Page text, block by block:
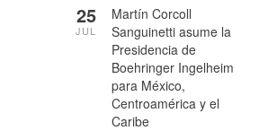
Martín Corcoll
Sanguinetti asume la
Presidencia de
Boehringer Ingelheim
para México,
Centroamérica y el
Caribe
25
JUL